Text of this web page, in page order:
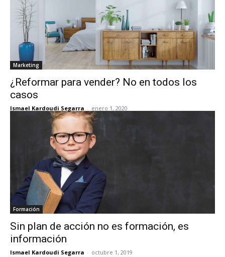
Marketing
¿Reformar para vender? No en todos los
casos
Ismael Kardoudi Segarra - enero 1, 2020
Formación
Sin plan de acción no es formación, es
información
Ismael Kardoudi Segarra - octubre 1, 2019